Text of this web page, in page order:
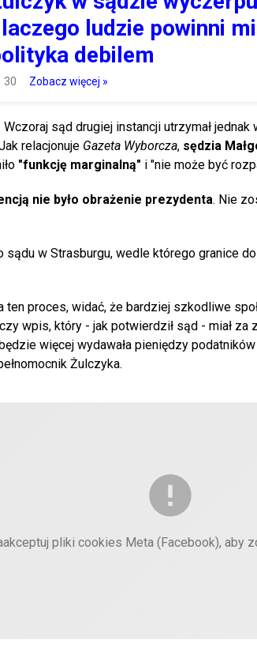
ludzie powinni
debilem
30 Zobacz więcej »
Wczoraj sąd drugiej instancji utrzymał
relacjonuje Gazeta Wyborcza, sędzia
"funkcję marginalną" i "nie może być
nie było obrażenie prezydenta. Nie
sądu w Strasburgu, wedle którego granice
ten proces, widać, że bardziej szkodliwe
wpis, który - jak potwierdził sąd - miał
więcej wydawała pieniędzy
Żulczyka.
pliki cookies Meta (Facebook), aby